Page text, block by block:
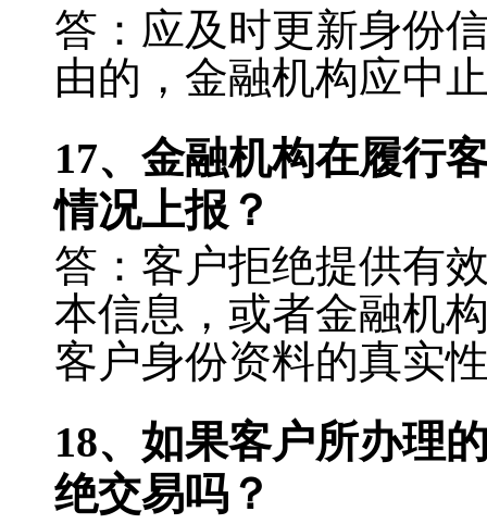
答：应及时更新身份
由的，金融机构应中
17、金融机构在履行
情况上报？
答：客户拒绝提供有
本信息，或者金融机
客户身份资料的真实
18、如果客户所办理
绝交易吗？